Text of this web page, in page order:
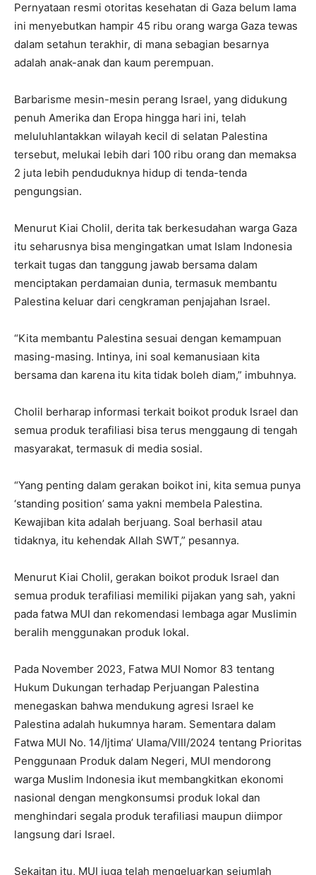
Pernyataan resmi otoritas kesehatan di Gaza belum lama
ini menyebutkan hampir 45 ribu orang warga Gaza tewas
dalam setahun terakhir, di mana sebagian besarnya
adalah anak-anak dan kaum perempuan.
Barbarisme mesin-mesin perang Israel, yang didukung
penuh Amerika dan Eropa hingga hari ini, telah
meluluhlantakkan wilayah kecil di selatan Palestina
tersebut, melukai lebih dari 100 ribu orang dan memaksa
2 juta lebih penduduknya hidup di tenda-tenda
pengungsian.
Menurut Kiai Cholil, derita tak berkesudahan warga Gaza
itu seharusnya bisa mengingatkan umat Islam Indonesia
terkait tugas dan tanggung jawab bersama dalam
menciptakan perdamaian dunia, termasuk membantu
Palestina keluar dari cengkraman penjajahan Israel.
“Kita membantu Palestina sesuai dengan kemampuan
masing-masing. Intinya, ini soal kemanusiaan kita
bersama dan karena itu kita tidak boleh diam,” imbuhnya.
Cholil berharap informasi terkait boikot produk Israel dan
semua produk terafiliasi bisa terus menggaung di tengah
masyarakat, termasuk di media sosial.
“Yang penting dalam gerakan boikot ini, kita semua punya
‘standing position’ sama yakni membela Palestina.
Kewajiban kita adalah berjuang. Soal berhasil atau
tidaknya, itu kehendak Allah SWT,” pesannya.
Menurut Kiai Cholil, gerakan boikot produk Israel dan
semua produk terafiliasi memiliki pijakan yang sah, yakni
pada fatwa MUI dan rekomendasi lembaga agar Muslimin
beralih menggunakan produk lokal.
Pada November 2023, Fatwa MUI Nomor 83 tentang
Hukum Dukungan terhadap Perjuangan Palestina
menegaskan bahwa mendukung agresi Israel ke
Palestina adalah hukumnya haram. Sementara dalam
Fatwa MUI No. 14/Ijtima’ Ulama/VIII/2024 tentang Prioritas
Penggunaan Produk dalam Negeri, MUI mendorong
warga Muslim Indonesia ikut membangkitkan ekonomi
nasional dengan mengkonsumsi produk lokal dan
menghindari segala produk terafiliasi maupun diimpor
langsung dari Israel.
Sekaitan itu, MUI juga telah mengeluarkan sejumlah